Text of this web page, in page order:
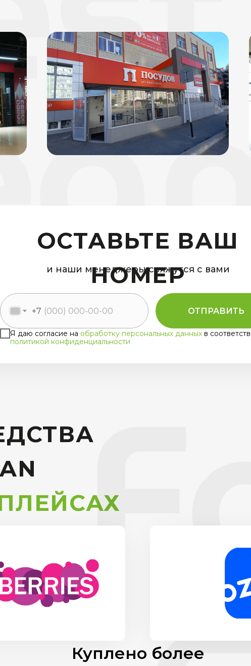
ОСТАВЬТЕ ВАШ
НОМЕР
и наши менеджеры свяжутся с вами
+7
Я даю согласие на обработку персональных данных в
политикой конфиденциальности
ОТПРАВИТЬ
Куплено более